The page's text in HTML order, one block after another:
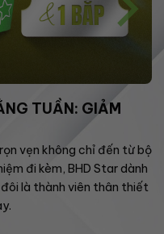
TUẦN: GIẢM
vẹn không chỉ đến từ bộ
đi kèm, BHD Star dành
là thành viên thân thiết